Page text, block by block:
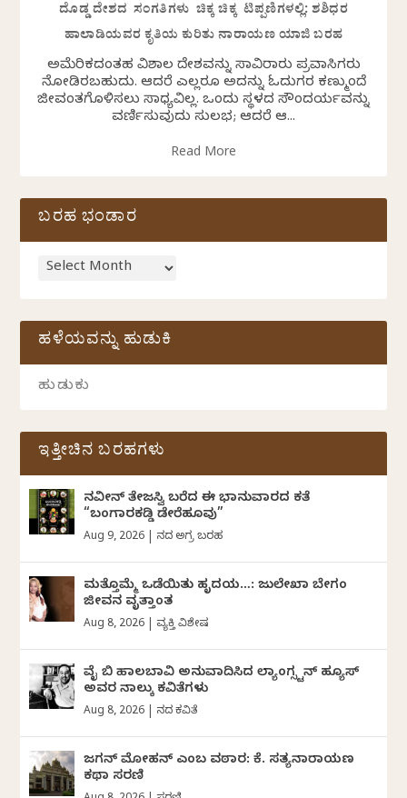
ದೊಡ್ಡ ದೇಶದ ಸಂಗತಿಗಳು ಚಿಕ್ಕ ಚಿಕ್ಕ ಟಿಪ್ಪಣಿಗಳಲ್ಲಿ: ಶಶಿಧರ
ಹಾಲಾಡಿಯವರ ಕೃತಿಯ ಕುರಿತು ನಾರಾಯಣ ಯಾಜಿ ಬರಹ
ಅಮೆರಿಕದಂತಹ ವಿಶಾಲ ದೇಶವನ್ನು ಸಾವಿರಾರು ಪ್ರವಾಸಿಗರು
ನೋಡಿರಬಹುದು. ಆದರೆ ಎಲ್ಲರೂ ಅದನ್ನು ಓದುಗರ ಕಣ್ಮುಂದೆ
ಜೀವಂತಗೊಳಿಸಲು ಸಾಧ್ಯವಿಲ್ಲ. ಒಂದು ಸ್ಥಳದ ಸೌಂದರ್ಯವನ್ನು
ವರ್ಣಿಸುವುದು ಸುಲಭ; ಆದರೆ ಆ...
Read More
ಬರಹ ಭಂಡಾರ
ಹಳೆಯವನ್ನು ಹುಡುಕಿ
ಇತ್ತೀಚಿನ ಬರಹಗಳು
ನವೀನ್‌ ತೇಜಸ್ವಿ ಬರೆದ ಈ ಭಾನುವಾರದ ಕತೆ
“ಬಂಗಾರಕಡ್ಡಿ ಡೇರೆಹೂವು”
Aug 9, 2026 ದಿನದ ಅಗ್ರ ಬರಹ
ಮತ್ತೊಮ್ಮೆ ಒಡೆಯಿತು ಹೃದಯ…: ಜುಲೇಖಾ ಬೇಗಂ
ಜೀವನ ವೃತ್ತಾಂತ
Aug 8, 2026 ವ್ಯಕ್ತಿ ವಿಶೇಷ
ವೈ ಬಿ ಹಾಲಬಾವಿ ಅನುವಾದಿಸಿದ ಲ್ಯಾಂಗ್ಸ್ಟನ್ ಹ್ಯೂಸ್
ಅವರ ನಾಲ್ಕು ಕವಿತೆಗಳು
Aug 8, 2026 ದಿನದ ಕವಿತೆ
ಜಗನ್‌ ಮೋಹನ್‌ ಎಂಬ ವಠಾರ: ಕೆ. ಸತ್ಯನಾರಾಯಣ
ಕಥಾ ಸರಣಿ